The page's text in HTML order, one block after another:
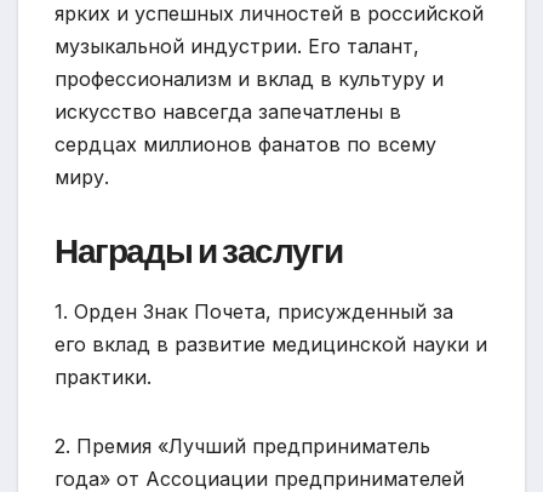
ярких и успешных личностей в российской
музыкальной индустрии. Его талант,
профессионализм и вклад в культуру и
искусство навсегда запечатлены в
сердцах миллионов фанатов по всему
миру.
Награды и заслуги
1. Орден Знак Почета, присужденный за
его вклад в развитие медицинской науки и
практики.
2. Премия «Лучший предприниматель
года» от Ассоциации предпринимателей